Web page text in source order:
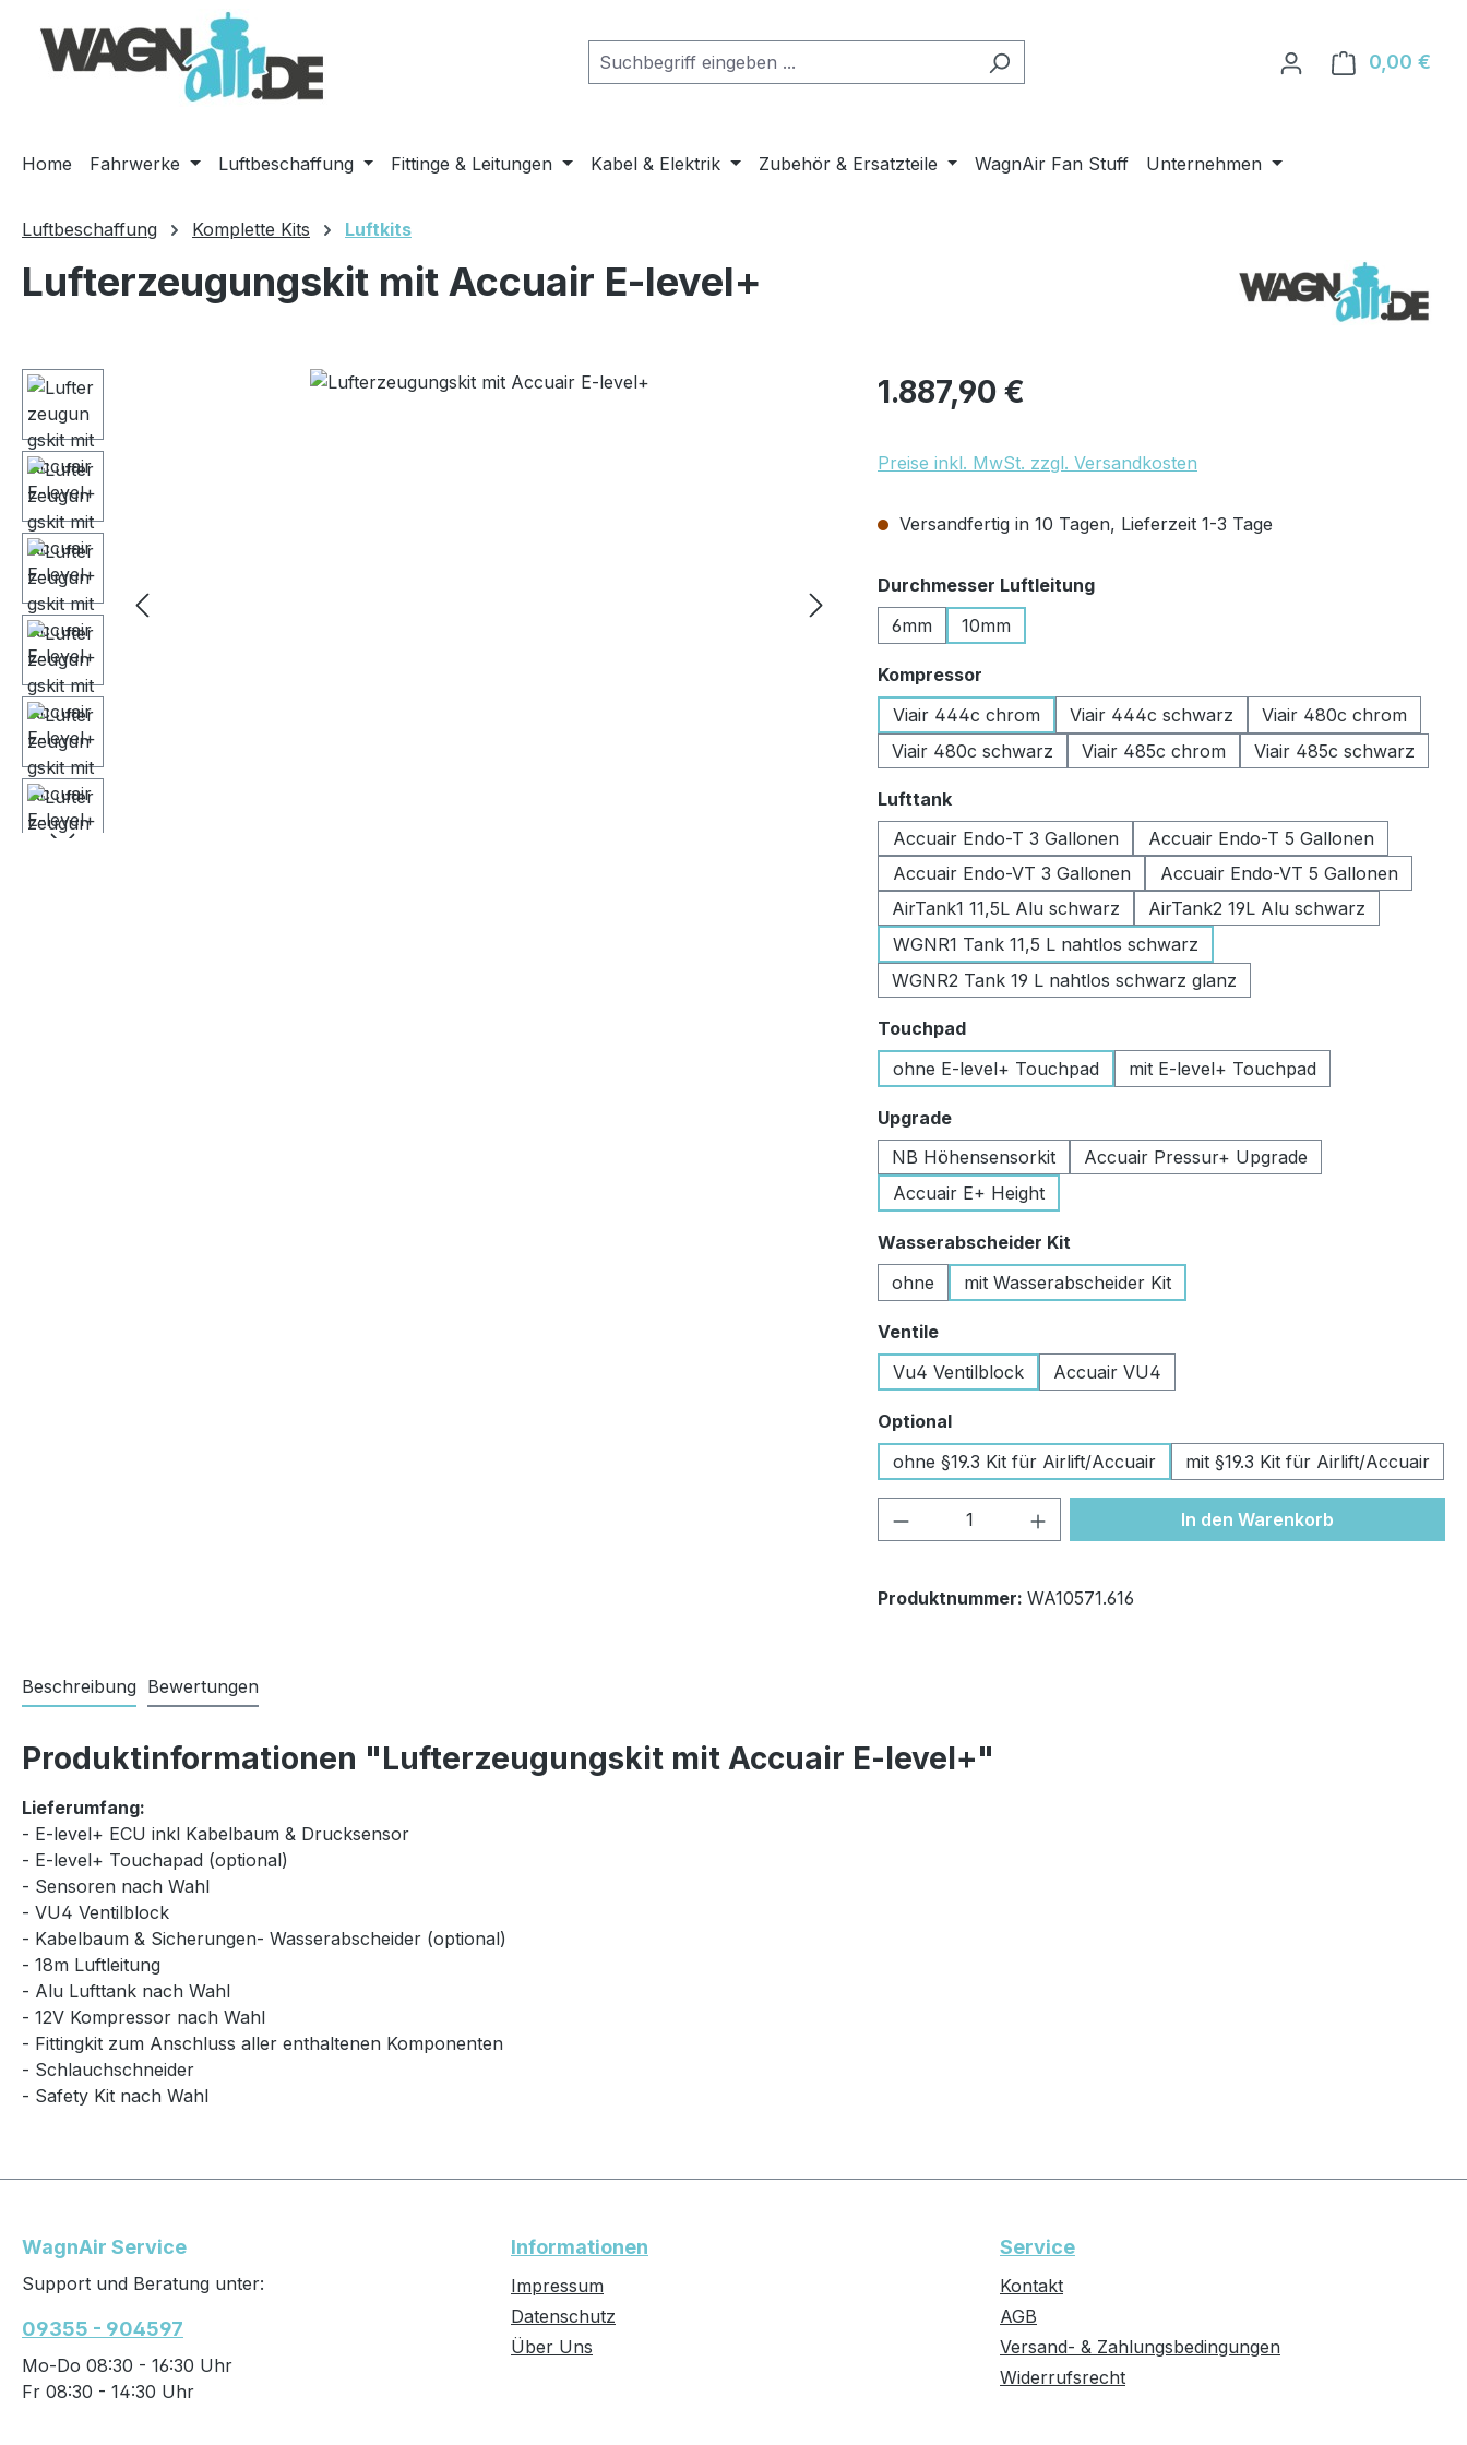
Hauptinhalt springen
Zur Suche springen
Zur Hauptnavigation springen
0,00 €
Home Fahrwerke Luftbeschaffung Fittinge & Leitungen Kabel & Elektrik Zubehör & Ersatzteile WagnAir Fan Stuff Unternehmen
Luftbeschaffung Komplette Kits Luftkits
Lufterzeugungskit mit Accuair E-level+
Bildergalerie überspringen Regulärer Preis:
1.887,90 €
Preise inkl. MwSt. zzgl. Versandkosten
Versandfertig in 10 Tagen, Lieferzeit 1-3 Tage
Durchmesser Luftleitungauswählen
6mm
10mm
Kompressor
Viair 444c chrom
Viair 444c schwarz
Viair 480c chrom
Viair 480c schwarz
Viair 485c chrom Viair 485c schwarz
Lufttankauswählen
Accuair Endo-T 3 Gallonen
Accuair Endo-T 5 Gallonen
Accuair Endo-VT 3 Gallonen
Accuair Endo-VT 5 Gallonen
AirTank1 11,5L Alu schwarz
AirTank2 19L Alu schwarz
WGNR1 Tank 11,5 L nahtlos schwarz
WGNR2 Tank 19 L nahtlos schwarz glanz
Touchpadauswählen
ohne E-level+ Touchpad
mit E-level+ Touchpad
Upgradeauswählen
NB Höhensensorkit
Accuair Pressur+ Upgrade
Accuair E+ Height
Wasserabscheider Kit
ohne
mit Wasserabscheider Kit
Ventileauswählen
Vu4 Ventilblock
Accuair VU4
Optionalauswählen
ohne §19.3 Kit für Airlift/Accuair
mit §19.3 Kit für Airlift/Accuair
Produkt Anzahl: Gib den gewünschten Wert
In den Warenkorb
Produktnummer: WA10571.616
Beschreibung Bewertungen
Produktinformationen "Lufterzeugungskit mit Accuair E-level+"
Lieferumfang:
- E-level+ ECU inkl Kabelbaum & Drucksensor
- E-level+ Touchapad (optional)
- Sensoren nach Wahl
- VU4 Ventilblock
- Kabelbaum & Sicherungen- Wasserabscheider (optional)
- 18m Luftleitung
- Alu Lufttank nach Wahl
- 12V Kompressor nach Wahl
- Fittingkit zum Anschluss aller enthaltenen Komponenten
- Schlauchschneider
- Safety Kit nach Wahl
WagnAir Service
Support und Beratung unter:
09355 - 904597
Mo-Do 08:30 - 16:30 Uhr
Fr 08:30 - 14:30 Uhr
Informationen
Impressum
Datenschutz
Über Uns
Service
Kontakt
AGB
Versand- & Zahlungsbedingungen
Widerrufsrecht